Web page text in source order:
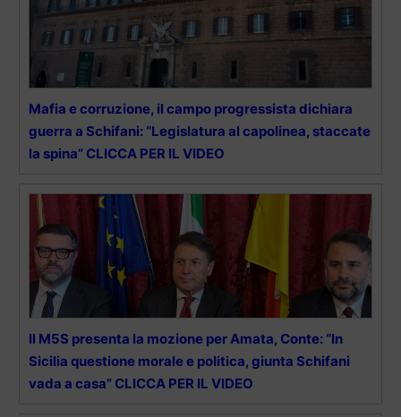
Mafia e corruzione, il campo progressista dichiara
guerra a Schifani: “Legislatura al capolinea, staccate
la spina” CLICCA PER IL VIDEO
Il M5S presenta la mozione per Amata, Conte: “In
Sicilia questione morale e politica, giunta Schifani
vada a casa” CLICCA PER IL VIDEO